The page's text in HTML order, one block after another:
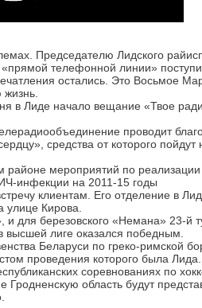
Председателю Лидского
«прямой телефонной линии»
остались. Это Восьмое
в Лиде начало вещание «Твое
проводит
средства от которого пойдут
мероприятий по реализации
инфекции на 2011-15 годы
клиентам. Его отделение в
улице Кирова.
для березовского «Немана» 23-й
лиге оказался победным.
Беларуси по греко-римской
проведения которого была Лида.
соревнованиях по
Гродненскую область будут